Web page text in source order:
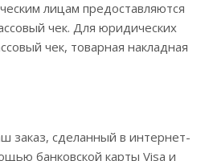
лицам предоставляются
чек. Для юридических
чек, товарная накладная
заказ, сделанный в интернет-
банковской карты Visa и